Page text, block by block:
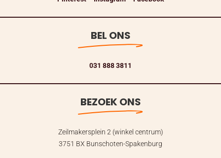
BEL ONS
031 888 3811
BEZOEK ONS
Zeilmakersplein 2 (winkel centrum)
3751 BX Bunschoten-Spakenburg